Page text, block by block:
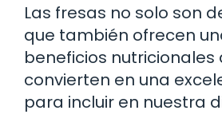
Las fresas no solo son
que también ofrecen
beneficios nutricionales
convierten en una
para incluir en nuestra